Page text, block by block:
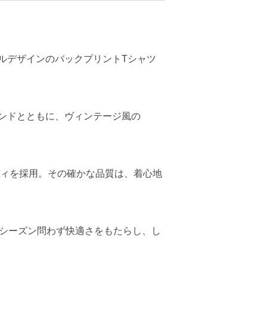
デザインのバックプリントTシャツ
ドとともに、ヴィンテージ風の
を採用。その確かな品質は、着心地
ーズン問わず快適さをもたらし、し